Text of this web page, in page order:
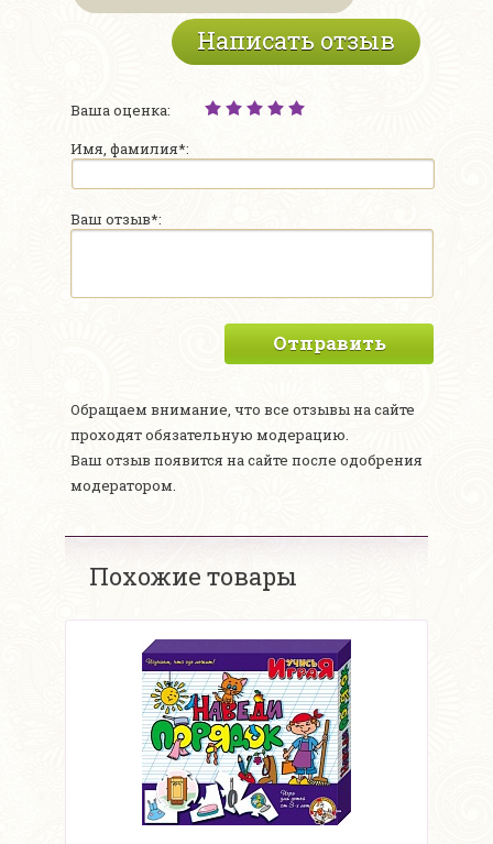
Написать отзыв
Ваша оценка:
Имя, фамилия*:
Ваш отзыв*:
Отправить
Обращаем внимание, что все отзывы на сайте
проходят обязательную модерацию.
Ваш отзыв появится на сайте после одобрения
модератором.
Похожие товары